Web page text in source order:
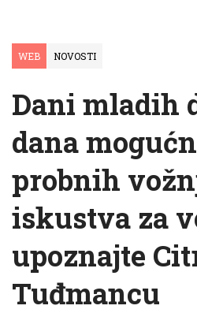
WEB NOVOSTI
Dani mladih
dana
probnih
iskustva za
upoznajte
Tuđmancu